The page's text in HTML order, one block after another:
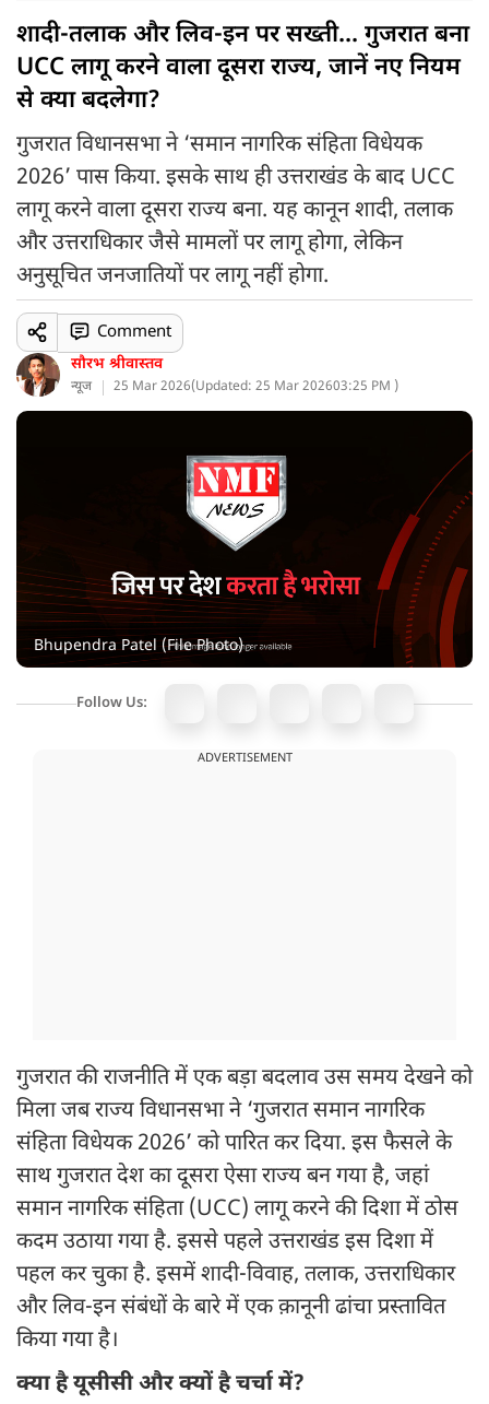
शादी-तलाक और लिव-इन पर सख्ती... गुजरात बना
UCC लागू करने वाला दूसरा राज्य, जानें नए नियम
से क्या बदलेगा?
गुजरात विधानसभा ने ‘समान नागरिक संहिता विधेयक
2026’ पास किया. इसके साथ ही उत्तराखंड के बाद UCC
लागू करने वाला दूसरा राज्य बना. यह कानून शादी, तलाक
और उत्तराधिकार जैसे मामलों पर लागू होगा, लेकिन
अनुसूचित जनजातियों पर लागू नहीं होगा.
सौरभ श्रीवास्तव
न्यूज 25 Mar 2026(Updated: 25 Mar 202603:25 PM )
Comment
Bhupendra Patel (File Photo)
Follow Us:
ADVERTISEMENT
गुजरात की राजनीति में एक बड़ा बदलाव उस समय देखने को
मिला जब राज्य विधानसभा ने ‘गुजरात समान नागरिक
संहिता विधेयक 2026’ को पारित कर दिया. इस फैसले के
साथ गुजरात देश का दूसरा ऐसा राज्य बन गया है, जहां
समान नागरिक संहिता (UCC) लागू करने की दिशा में ठोस
कदम उठाया गया है. इससे पहले उत्तराखंड इस दिशा में
पहल कर चुका है. इसमें शादी-विवाह, तलाक, उत्तराधिकार
और लिव-इन संबंधों के बारे में एक क़ानूनी ढांचा प्रस्तावित
किया गया है।
क्या है यूसीसी और क्यों है चर्चा में?